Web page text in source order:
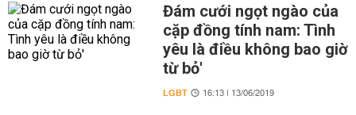
Đám cưới ngọt ngào của
cặp đồng tính nam: Tình
yêu là điều không bao giờ
từ bỏ'
LGBT 16:13 | 13/06/2019